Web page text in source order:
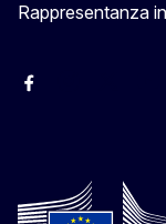
Rappresentanza
Facebook Europa in